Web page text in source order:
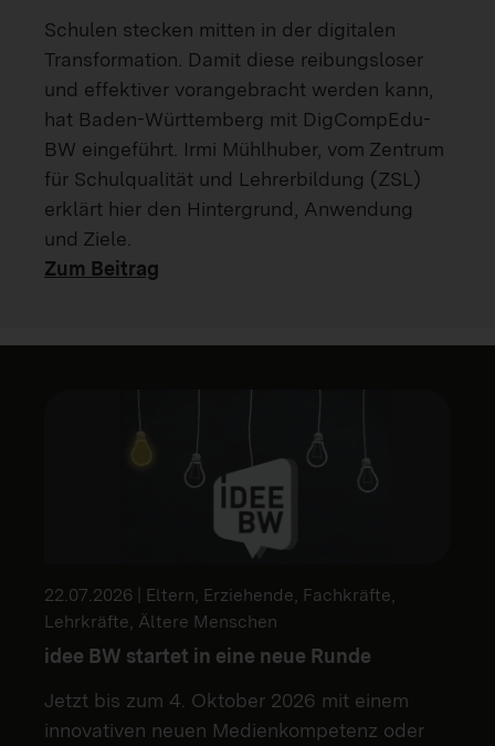
Schulen stecken mitten in der digitalen
Transformation. Damit diese reibungsloser
und effektiver vorangebracht werden kann,
hat Baden-Württemberg mit DigCompEdu-
BW eingeführt. Irmi Mühlhuber, vom Zentrum
für Schulqualität und Lehrerbildung (ZSL)
erklärt hier den Hintergrund, Anwendung
und Ziele.
Zum Beitrag
22.07.2026 | Eltern, Erziehende, Fachkräfte,
Lehrkräfte, Ältere Menschen
idee BW startet in eine neue Runde
Jetzt bis zum 4. Oktober 2026 mit einem
innovativen neuen Medienkompetenz oder